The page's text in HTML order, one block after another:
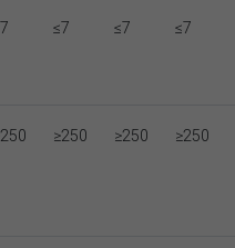
≤7 ≤7 ≤7
≥250 ≥250 ≥250